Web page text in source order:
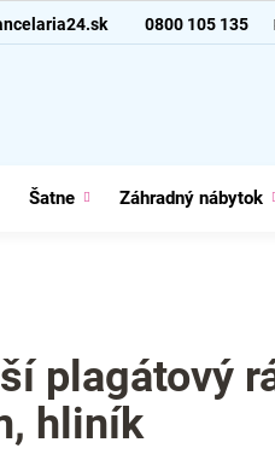
0800 105 135
Šatne Záhradný nábytok
plagátový
hliník